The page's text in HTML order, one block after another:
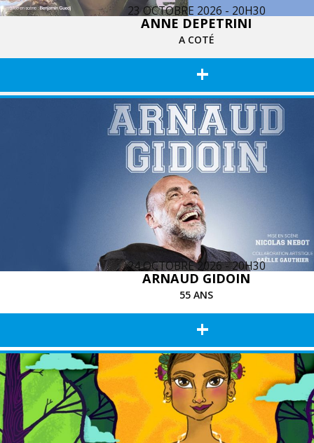
23 OCTOBRE 2026 - 20H30
ANNE DEPETRINI
A COTÉ
+
24 OCTOBRE 2026 - 20H30
ARNAUD GIDOIN
55 ANS
+